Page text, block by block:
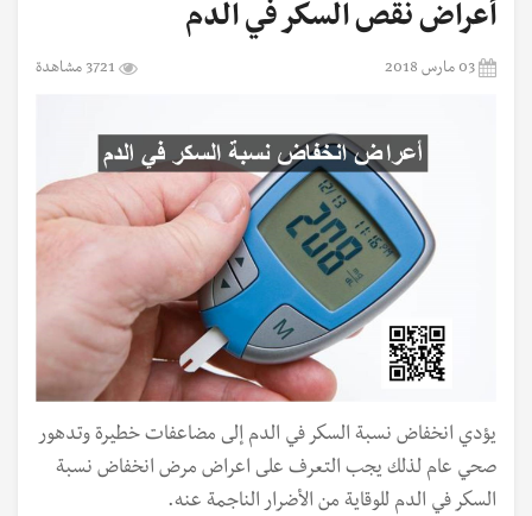
أعراض نقص السكر في الدم
03 مارس 2018 3721 مشاهدة
يؤدي انخفاض نسبة السكر في الدم إلى مضاعفات خطيرة وتدهور
صحي عام لذلك يجب التعرف على اعراض مرض انخفاض نسبة
السكر في الدم للوقاية من الأضرار الناجمة عنه.